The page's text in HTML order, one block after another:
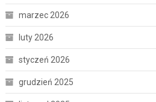
marzec 2026
luty 2026
styczeń 2026
grudzień 2025